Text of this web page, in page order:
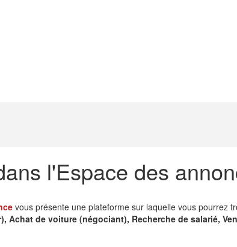
l'Espace des
vous présente une plateforme sur laquelle vous pourrez
Achat de voiture (négociant), Recherche de salarié,